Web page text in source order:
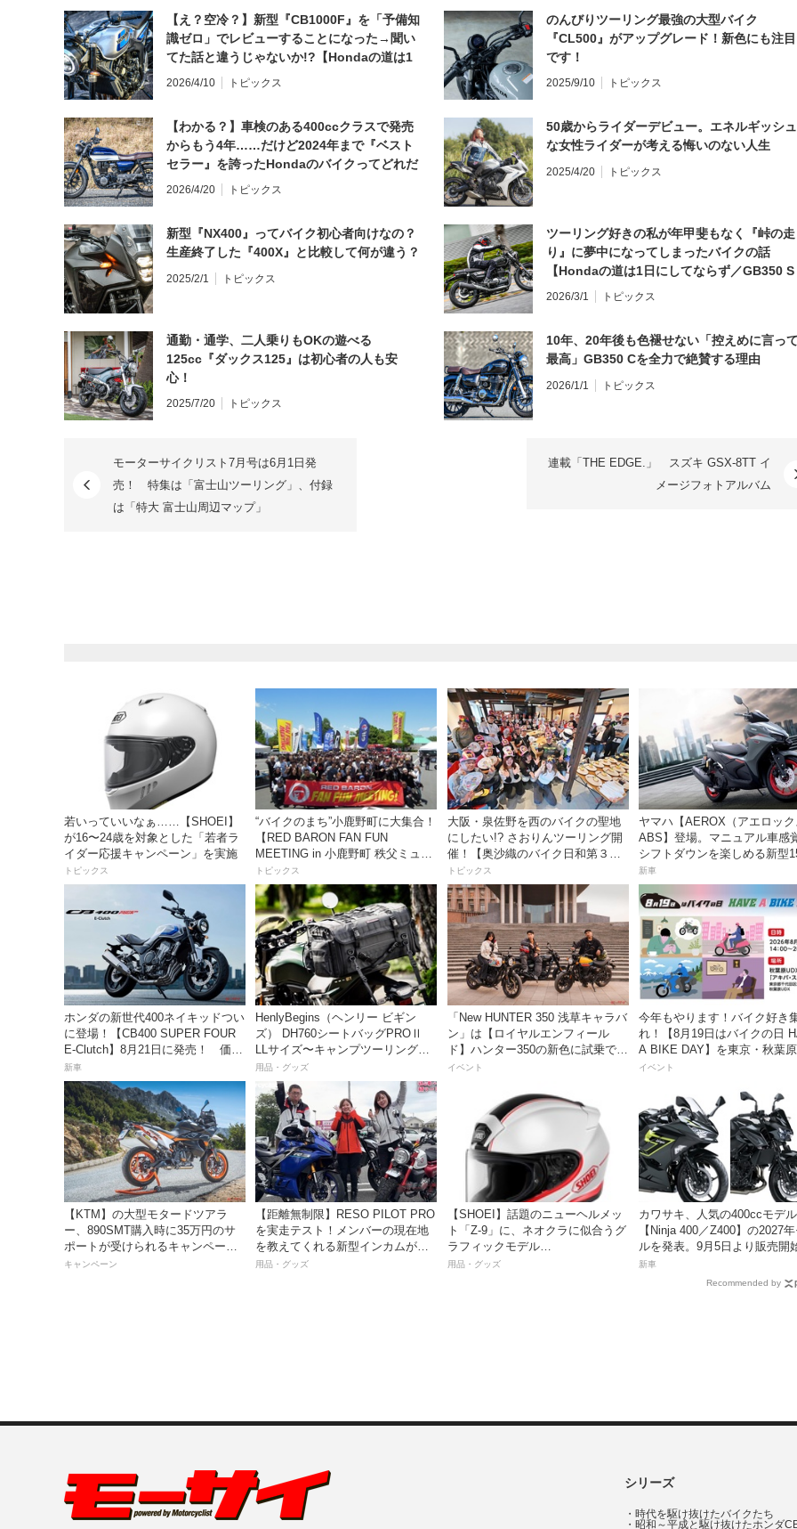
【え？空冷？】新型『CB1000F』を「予備知
識ゼロ」でレビューすることになった→聞い
てた話と違うじゃないか!?【Hondaの道は1
日にしてならず／CB1000F ①第一印象 編】
2026/4/10 トピックス
のんびりツーリング最強の大型バイク
『CL500』がアップグレード！新色にも注目
です！
2025/9/10 トピックス
【わかる？】車検のある400ccクラスで発売
からもう4年……だけど2024年まで『ベスト
セラー』を誇ったHondaのバイクってどれだ
と思う？
2026/4/20 トピックス
50歳からライダーデビュー。エネルギッシュ
な女性ライダーが考える悔いのない人生
2025/4/20 トピックス
新型『NX400』ってバイク初心者向けなの？
生産終了した『400X』と比較して何が違う？
2025/2/1 トピックス
ツーリング好きの私が年甲斐もなく『峠の走
り』に夢中になってしまったバイクの話
【Hondaの道は1日にしてならず／GB350 S
インプレ・レビュー 前編】
2026/3/1 トピックス
通勤・通学、二人乗りもOKの遊べる
125cc『ダックス125』は初心者の人も安
心！
2025/7/20 トピックス
10年、20年後も色褪せない「控えめに言っ
最高」GB350 Cを全力で絶賛する理由
2026/1/1 トピックス
モーターサイクリスト7月号は6月1日発
売！ 特集は「富士山ツーリング」、付録
は「特大 富士山周辺マップ」
連載「THE EDGE.」 スズキ GSX-8TT イ
メージフォトアルバム
若いっていいなぁ……【SHOEI】
が16〜24歳を対象とした「若者ラ
イダー応援キャンペーン」を実施
トピックス
“バイクのまち”小鹿野町に大集合！
【RED BARON FAN FUN
MEETING in 小鹿野町 秩父ミュー
ズパーク】
トピックス
大阪・泉佐野を西のバイクの聖地
にしたい!? さおりんツーリング開
催！【奥沙織のバイク日和第３
回】
トピックス
ヤマハ【AEROX（アエロッ
ABS】登場。マニュアル車感
シフトダウンを楽しめる新型
スポーツスクーター8月31日
価格48万1800円
新車
ホンダの新世代400ネイキッドつい
に登場！【CB400 SUPER FOUR
E-Clutch】8月21日に発売！ 価格
99万8800円
新車
HenlyBegins（ヘンリー ビギン
ズ） DH760シートバッグPROⅡ
LLサイズ〜キャンプツーリングに
も安心の大容量ツアーバッグ〜
用品・グッズ
「New HUNTER 350 浅草キャラバ
ン」は【ロイヤルエンフィール
ド】ハンター350の新色に試乗でき
るチャンス！
イベント
今年もやります！バイク好き
れ！【8月19日はバイクの日
A BIKE DAY】を東京・秋葉
催！
イベント
【KTM】の大型モタードツアラ
ー、890SMT購入時に35万円のサ
ポートが受けられるキャンペーン
を実施中！
キャンペーン
【距離無制限】RESO PILOT PRO
を実走テスト！メンバーの現在地
を教えてくれる新型インカムがめ
っちゃ便利な３つの理由【動画付
用品・グッズ
【SHOEI】話題のニューヘルメッ
ト「Z-9」に、ネオクラに似合うグ
ラフィックモデル
「BURNSIDE（バーンサイド）」
用品・グッズ
カワサキ、人気の400ccモデル
【Ninja 400／Z400】の2027
ルを発表。9月5日より販売開
新車
Recommended by
シリーズ
・ 時代を駆け抜けたバイクたち
・ 昭和～平成と駆け抜けたホンダ